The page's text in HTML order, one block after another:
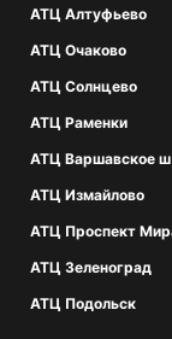
АТЦ Алтуфьево
АТЦ Очаково
АТЦ Солнцево
АТЦ Раменки
АТЦ Варшавское ш
АТЦ Измайлово
АТЦ Проспект
АТЦ Зеленоград
АТЦ Подольск